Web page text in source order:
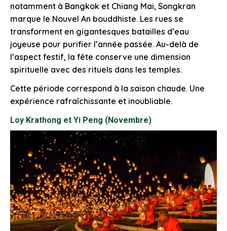
notamment à Bangkok et Chiang Mai, Songkran
marque le Nouvel An bouddhiste. Les rues se
transforment en gigantesques batailles d’eau
joyeuse pour purifier l’année passée. Au-delà de
l’aspect festif, la fête conserve une dimension
spirituelle avec des rituels dans les temples.
Cette période correspond à la saison chaude. Une
expérience rafraîchissante et inoubliable.
Loy Krathong et Yi Peng (Novembre)